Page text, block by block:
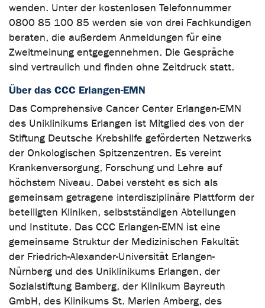
wenden. Unter der kostenlosen Telefonnummer
0800 85 100 85 werden sie von drei Fachkundigen
beraten, die außerdem Anmeldungen für eine
Zweitmeinung entgegennehmen. Die Gespräche
sind vertraulich und finden ohne Zeitdruck statt.
Über das CCC Erlangen-EMN
Das Comprehensive Cancer Center Erlangen-EMN
des Uniklinikums Erlangen ist Mitglied des von der
Stiftung Deutsche Krebshilfe geförderten Netzwerks
der Onkologischen Spitzenzentren. Es vereint
Krankenversorgung, Forschung und Lehre auf
höchstem Niveau. Dabei versteht es sich als
gemeinsam getragene interdisziplinäre Plattform der
beteiligten Kliniken, selbstständigen Abteilungen
und Institute. Das CCC Erlangen-EMN ist eine
gemeinsame Struktur der Medizinischen Fakultät
der Friedrich-Alexander-Universität Erlangen-
Nürnberg und des Uniklinikums Erlangen, der
Sozialstiftung Bamberg, der Klinikum Bayreuth
GmbH, des Klinikums St. Marien Amberg, des